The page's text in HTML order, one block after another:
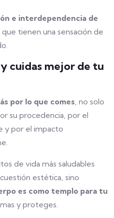
e interdependencia de
que tienen una sensación de
y cuidas mejor de tu
por lo que comes, no solo
su procedencia, por el
y por el impacto
de vida más saludables
estética, sino
es como templo para tu
y proteges.